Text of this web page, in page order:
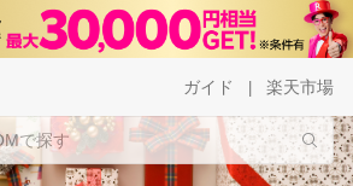
ガイド 楽天市場